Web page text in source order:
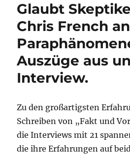
als
Glaubt
Chris French an
Auszüge aus
Interview.
Zu den großartigsten
Schreiben von „Fakt und
die Interviews mit 21
die ihre Erfahrungen auf